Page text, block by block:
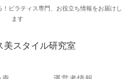
ピラティス専門、お役立ち情報をお届けし
ます
美スタイル研究室